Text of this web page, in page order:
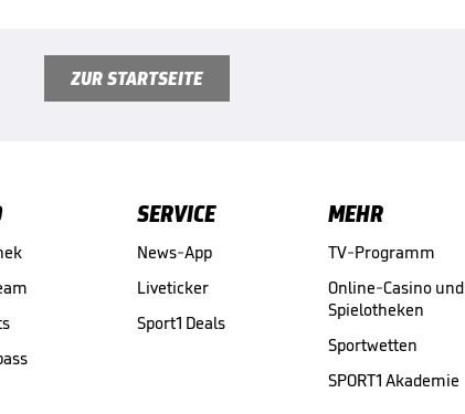
ZUR STARTSEITE
SERVICE
News-App
Liveticker
Sport1 Deals
MEHR
TV-Programm
Online-Casino und
Spielotheken
Sportwetten
SPORT1 Akademie